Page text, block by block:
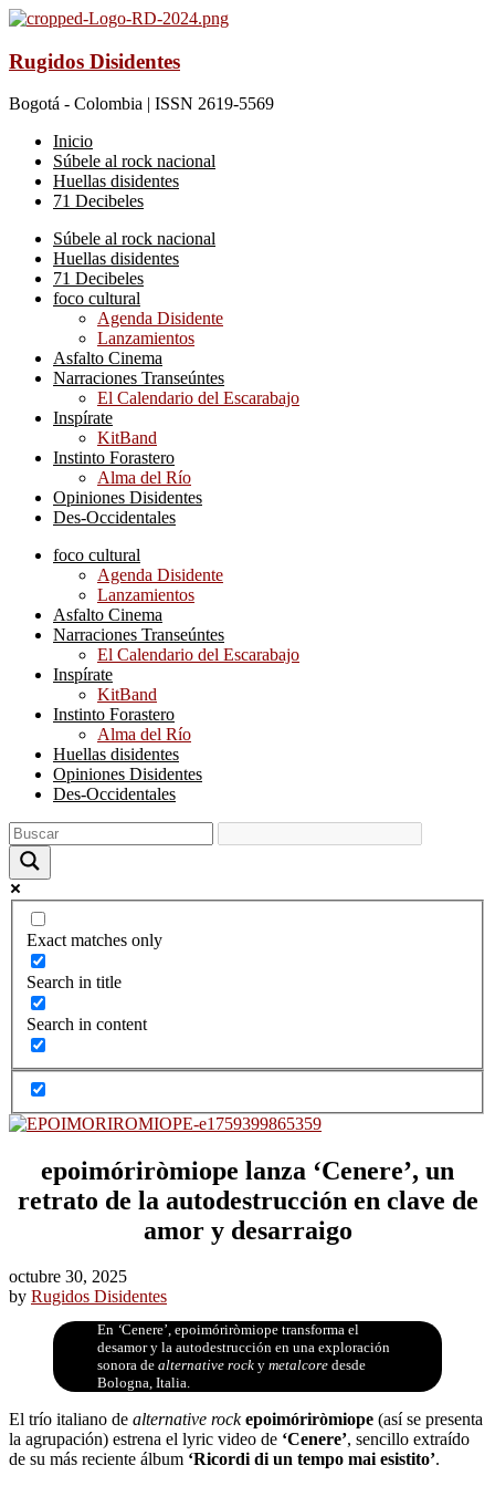
Rugidos Disidentes
Bogotá - Colombia | ISSN 2619-5569
Inicio
Súbele al rock nacional
Huellas disidentes
71 Decibeles
Súbele al rock nacional
Huellas disidentes
71 Decibeles
foco cultural
Agenda Disidente
Lanzamientos
Asfalto Cinema
Narraciones Transeúntes
El Calendario del Escarabajo
Inspírate
KitBand
Instinto Forastero
Alma del Río
Opiniones Disidentes
Des-Occidentales
foco cultural
Agenda Disidente
Lanzamientos
Asfalto Cinema
Narraciones Transeúntes
El Calendario del Escarabajo
Inspírate
KitBand
Instinto Forastero
Alma del Río
Huellas disidentes
Opiniones Disidentes
Des-Occidentales
Exact matches only
Search in title
Search in content
epoimóriròmiope lanza ‘Cenere’, un
retrato de la autodestrucción en clave de
amor y desarraigo
octubre 30, 2025
by Rugidos Disidentes
En ‘Cenere’, epoimóriròmiope transforma el
desamor y la autodestrucción en una exploración
sonora de alternative rock y metalcore desde
Bologna, Italia.
El trío italiano de alternative rock epoimóriròmiope (así se presenta
la agrupación) estrena el lyric video de ‘Cenere’, sencillo extraído
de su más reciente álbum ‘Ricordi di un tempo mai esistito’.